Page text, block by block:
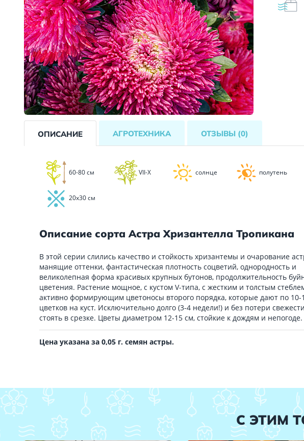
ОПИСАНИЕ АГРОТЕХНИКА ОТЗЫВЫ (0)
60-80 см VII-X солнце полутень
20x30 см
Описание сорта Астра Хризантелла Тропикана
В этой серии слились качество и стойкость хризантемы и очарование
манящие оттенки, фантастическая плотность соцветий, однородность и
великолепная форма красивых крупных бутонов, продолжительность
цветения. Растение мощное, с кустом V-типа, с жестким и толстым
активно формирующим цветоносы второго порядка, которые дают по 10-
цветков на куст. Исключительно долго (3-4 недели!) и без потери
стоять в срезке. Цветы диаметром 12-15 см, стойкие к дождям и непогоде.
Цена указана за 0,05 г. семян астры.
С ЭТИМ